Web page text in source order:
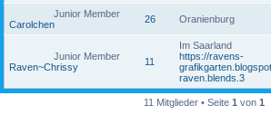
Junior Member
Carolchen
26 Oranienburg
Junior Member
Raven~Chrissy
11
Im Saarland
https://ravens-
raven.blends.3
11 Mitglieder • Seite 1 von 1